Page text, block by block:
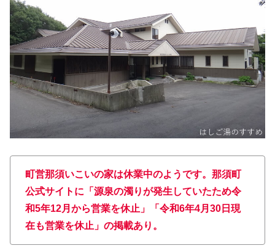
町営那須いこいの家は休業中のようです。那須町
公式サイトに「源泉の濁りが発生していたため令
和5年12月から営業を休止」「令和6年4月30日現
在も営業を休止」の掲載あり。